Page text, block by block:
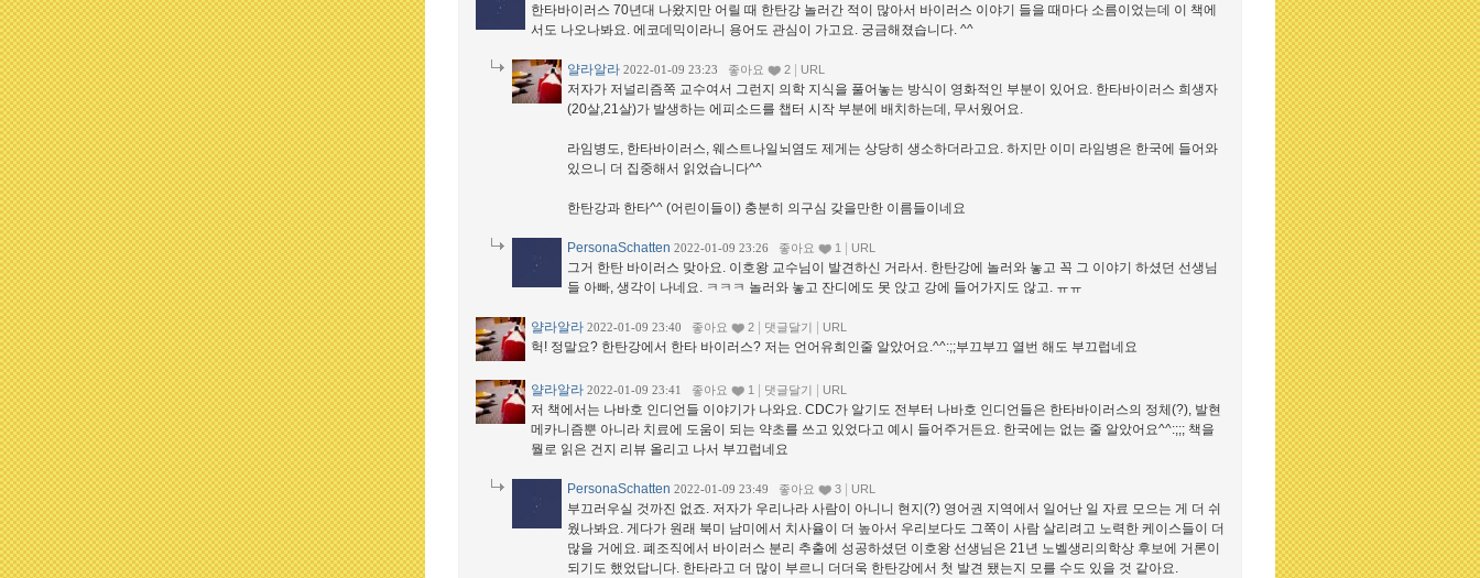
한타바이러스 70년대 나왔지만 어릴 때 한탄강 놀러간 적이 많아서 바이러스 이야기 들을 때마다 소름이었는데 이 책에
서도 나오나봐요. 에코데믹이라니 용어도 관심이 가고요. 궁금해졌습니다. ^^
얄라알라 2022-01-09 23:23 좋아요 2 URL
저자가 저널리즘쪽 교수여서 그런지 의학 지식을 풀어놓는 방식이 영화적인 부분이 있어요. 한타바이러스 희생자
(20살,21살)가 발생하는 에피소드를 챕터 시작 부분에 배치하는데, 무서웠어요.
라임병도, 한타바이러스, 웨스트나일뇌염도 제게는 상당히 생소하더라고요. 하지만 이미 라임병은 한국에 들어와
있으니 더 집중해서 읽었습니다^^
한탄강과 한타^^ (어린이들이) 충분히 의구심 갖을만한 이름들이네요
PersonaSchatten 2022-01-09 23:26 좋아요 1 URL
그거 한탄 바이러스 맞아요. 이호왕 교수님이 발견하신 거라서. 한탄강에 놀러와 놓고 꼭 그 이야기 하셨던 선생님
들 아빠, 생각이 나네요. ㅋㅋㅋ 놀러와 놓고 잔디에도 못 앉고 강에 들어가지도 않고. ㅠㅠ
얄라알라 2022-01-09 23:40 좋아요 2 댓글달기 URL
헉! 정말요? 한탄강에서 한타 바이러스? 저는 언어유희인줄 알았어요.^^:;;부끄부끄 열번 해도 부끄럽네요
얄라알라 2022-01-09 23:41 좋아요 1 댓글달기 URL
저 책에서는 나바호 인디언들 이야기가 나와요. CDC가 알기도 전부터 나바호 인디언들은 한타바이러스의 정체(?), 발현
메카니즘뿐 아니라 치료에 도움이 되는 약초를 쓰고 있었다고 예시 들어주거든요. 한국에는 없는 줄 알았어요^^:;;; 책을
뭘로 읽은 건지 리뷰 올리고 나서 부끄럽네요
PersonaSchatten 2022-01-09 23:49 좋아요 3 URL
부끄러우실 것까진 없죠. 저자가 우리나라 사람이 아니니 현지(?) 영어권 지역에서 일어난 일 자료 모으는 게 더 쉬
웠나봐요. 게다가 원래 북미 남미에서 치사율이 더 높아서 우리보다도 그쪽이 사람 살리려고 노력한 케이스들이 더
많을 거에요. 폐조직에서 바이러스 분리 추출에 성공하셨던 이호왕 선생님은 21년 노벨생리의학상 후보에 거론이
되기도 했었답니다. 한타라고 더 많이 부르니 더더욱 한탄강에서 첫 발견 됐는지 모를 수도 있을 것 같아요.